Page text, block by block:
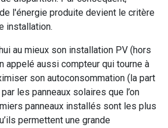
l'énergie produite devient le critère
installation.
au mieux son installation PV (hors
appelé aussi compteur qui tourne à
son autoconsommation (la part
les panneaux solaires que l’on
panneaux installés sont les plus
permettent une grande